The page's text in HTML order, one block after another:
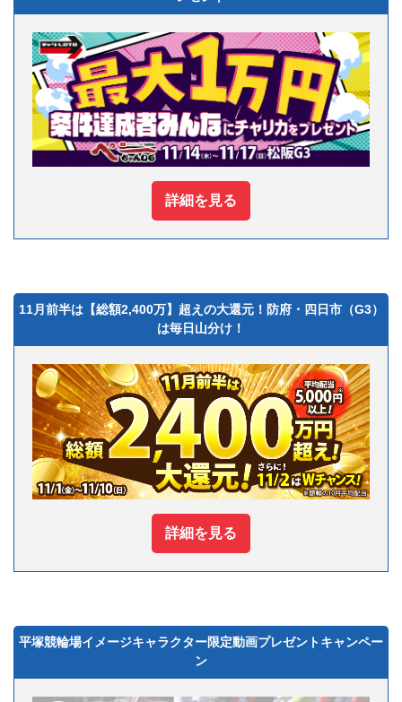
詳細を見る
11月前半は【総額2,400万】超えの大還元！防府・四日市（G3）
は毎日山分け！
詳細を見る
平塚競輪場イメージキャラクター限定動画プレゼントキャンペー
ン